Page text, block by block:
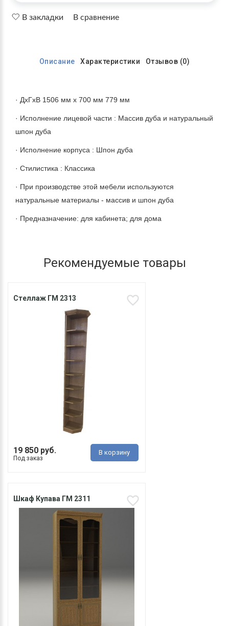
В закладки В сравнение
Описание Характеристики Отзывов (0)
· ДхГхВ 1506 мм х 700 мм 779 мм
· Исполнение лицевой части : Массив дуба и натуральный
шпон дуба
· Исполнение корпуса : Шпон дуба
· Стилистика : Классика
· При производстве этой мебели используются
натуральные материалы - массив и шпон дуба
· Предназначение: для кабинета; для дома
Рекомендуемые товары
Стеллаж ГМ 2313
19 850 руб.
Под заказ
В корзину
Шкаф Купава ГМ 2311